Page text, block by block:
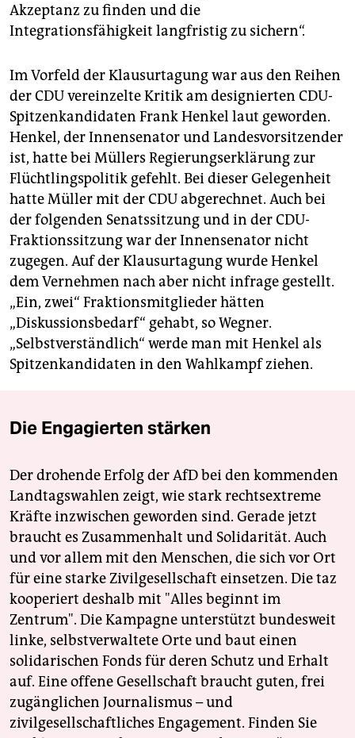
Akzeptanz zu finden und die
Integrationsfähigkeit langfristig zu sichern“.
Im Vorfeld der Klausurtagung war aus den Reihen
der CDU vereinzelte Kritik am designierten CDU-
Spitzenkandidaten Frank Henkel laut geworden.
Henkel, der Innensenator und Landesvorsitzender
ist, hatte bei Müllers Regierungserklärung zur
Flüchtlingspolitik gefehlt. Bei dieser Gelegenheit
hatte Müller mit der CDU abgerechnet. Auch bei
der folgenden Senatssitzung und in der CDU-
Fraktionssitzung war der Innensenator nicht
zugegen. Auf der Klausurtagung wurde Henkel
dem Vernehmen nach aber nicht infrage gestellt.
„Ein, zwei“ Fraktionsmitglieder hätten
„Diskussionsbedarf“ gehabt, so Wegner.
„Selbstverständlich“ werde man mit Henkel als
Spitzenkandidaten in den Wahlkampf ziehen.
Die Engagierten stärken
Der drohende Erfolg der AfD bei den kommenden
Landtagswahlen zeigt, wie stark rechtsextreme
Kräfte inzwischen geworden sind. Gerade jetzt
braucht es Zusammenhalt und Solidarität. Auch
und vor allem mit den Menschen, die sich vor Ort
für eine starke Zivilgesellschaft einsetzen. Die taz
kooperiert deshalb mit "Alles beginnt im
Zentrum". Die Kampagne unterstützt bundesweit
linke, selbstverwaltete Orte und baut einen
solidarischen Fonds für deren Schutz und Erhalt
auf. Eine offene Gesellschaft braucht guten, frei
zugänglichen Journalismus – und
zivilgesellschaftliches Engagement. Finden Sie